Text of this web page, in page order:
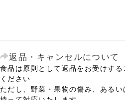
返品・キャンセルについて
食品は原則として返品をお受けす
ください
ただし、野菜・果物の傷み、ある